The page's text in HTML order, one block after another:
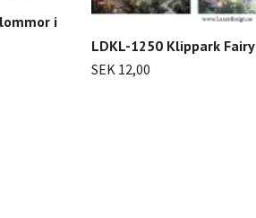
i
LDKL-1250 Klippark Fairy
SEK 12,00